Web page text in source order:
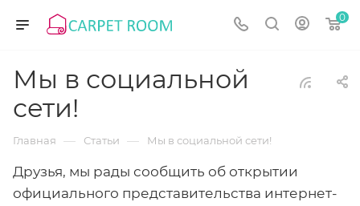
0
Мы в социальной
сети!
Главная — Статьи — Мы в социальной сети!
Друзья, мы рады сообщить об открытии
официального представительства интернет-